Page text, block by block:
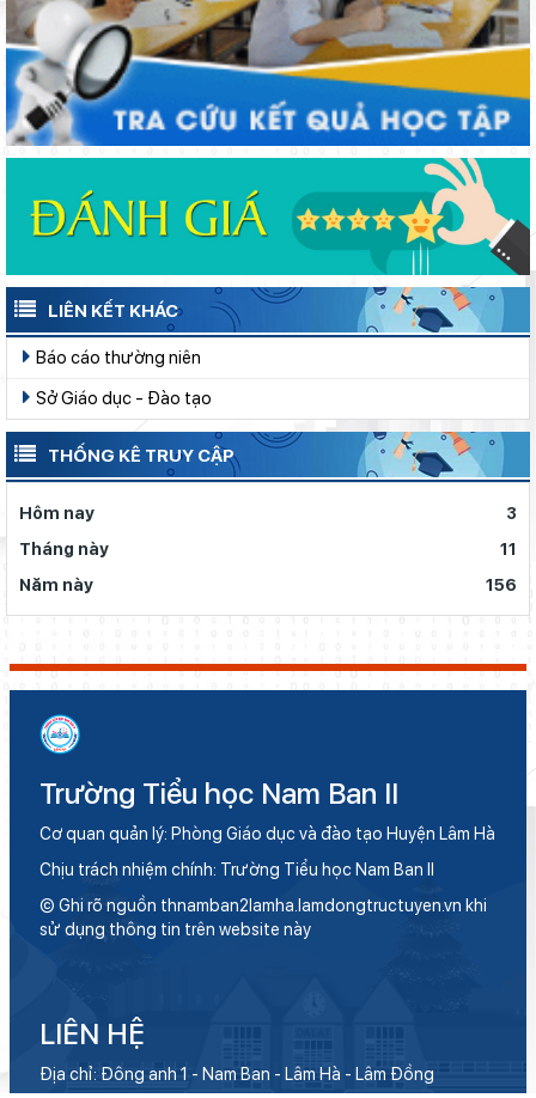
LIÊN KẾT KHÁC
Báo cáo thường niên
Sở Giáo dục - Đào tạo
THỐNG KÊ TRUY CẬP
Hôm nay
3
Tháng này
11
Năm này
156
Trường Tiểu học Nam Ban II
Cơ quan quản lý: Phòng Giáo dục và đào tạo Huyện Lâm Hà
Chịu trách nhiệm chính: Trường Tiểu học Nam Ban II
© Ghi rõ nguồn thnamban2lamha.lamdongtructuyen.vn khi
sử dụng thông tin trên website này
LIÊN HỆ
Địa chỉ: Đông anh 1 - Nam Ban - Lâm Hà - Lâm Đồng